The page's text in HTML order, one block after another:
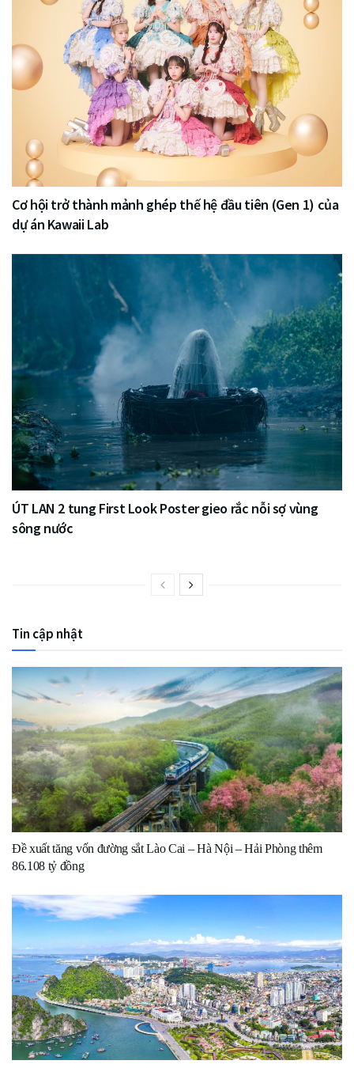
Cơ hội trở thành mảnh ghép thế hệ đầu tiên (Gen 1) của
dự án Kawaii Lab
ÚT LAN 2 tung First Look Poster gieo rắc nỗi sợ vùng
sông nước
Tin cập nhật
Đề xuất tăng vốn đường sắt Lào Cai – Hà Nội – Hải Phòng thêm
86.108 tỷ đồng